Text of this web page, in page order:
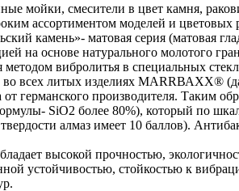
мойки, смесители в цвет камня,
ассортиментом моделей и
камень»- матовая серия (матовая
на основе натурального молотого
методом вибролитья в специальных
всех литых изделиях МАRRВАХХ®
от германского производителя.
SiO2 более 80%), который по
алмаз имеет 10 баллов).
высокой прочностью,
устойчивостью, стойкостью к